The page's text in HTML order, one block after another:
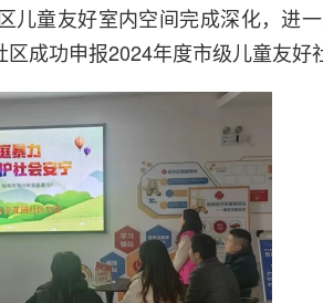
儿童友好室内空间完成深化，进
成功申报2024年度市级儿童友好